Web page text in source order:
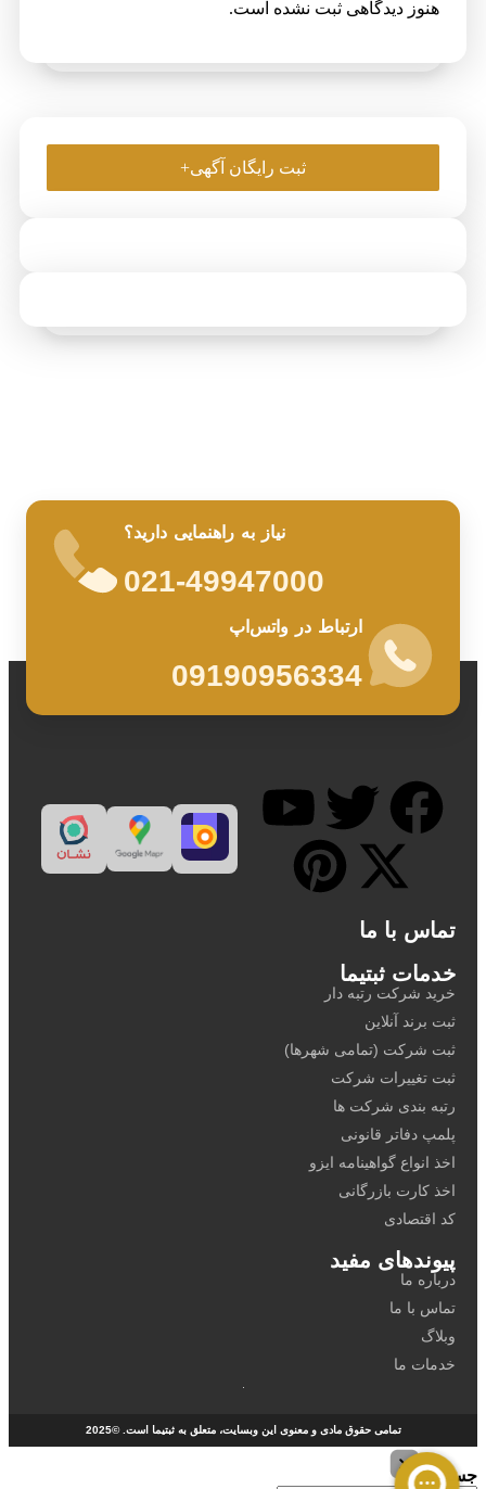
هنوز دیدگاهی ثبت نشده است.
ثبت رایگان آگهی+
نیاز به راهنمایی دارید؟
021-49947000
ارتباط در واتس‌اپ
09190956334
تماس با ما
خدمات ثبتیما
خرید شرکت رتبه دار
ثبت برند آنلاین
ثبت شرکت (تمامی شهرها)
ثبت تغییرات شرکت
رتبه بندی شرکت ها
پلمپ دفاتر قانونی
اخذ انواع گواهینامه ایزو
اخذ کارت بازرگانی
کد اقتصادی
پیوندهای مفید
درباره ما
تماس با ما
وبلاگ
خدمات ما
تمامی حقوق مادی و معنوی این وبسایت، متعلق به ثبتیما است. ©2025
جستجو